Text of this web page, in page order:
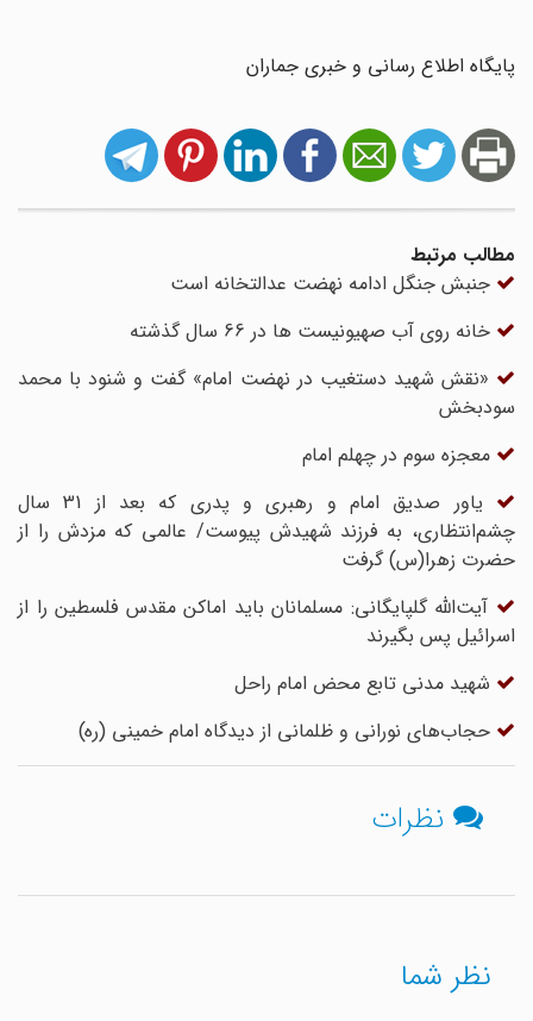
پایگاه اطلاع رسانی و خبری جماران
مطالب مرتبط
جنبش جنگل ادامه نهضت عدالتخانه است
خانه روی آب صهیونیست ها در 66 سال گذشته
«نقش شهید دستغیب در نهضت امام» گفت و شنود با محمد
سودبخش
معجزه سوم در چهلم امام
یاور صدیق امام و رهبری و پدری که بعد از 31 سال
چشم‌انتظاری، به فرزند شهیدش پیوست/ عالمی که مزدش را از
حضرت زهرا(س) گرفت
آیت‌الله گلپایگانی: مسلمانان باید اماکن مقدس فلسطین را از
اسرائیل پس بگیرند
شهید مدنی تابع محض امام راحل
حجاب‌هاى نورانى و ظلمانى از دیدگاه امام خمینى (ره)
نظرات
نظر شما